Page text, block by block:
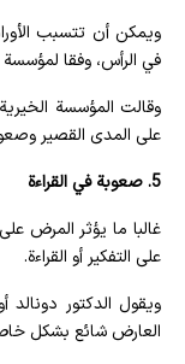
ويمكن أن تتسبب
في الرأس، وفقا
وقالت المؤسسة
على المدى القصير
5. صعوبة في القراءة
غالبا ما يؤثر المرض
على التفكير أو القراءة.
ويقول الدكتور
العارض شائع بشكل